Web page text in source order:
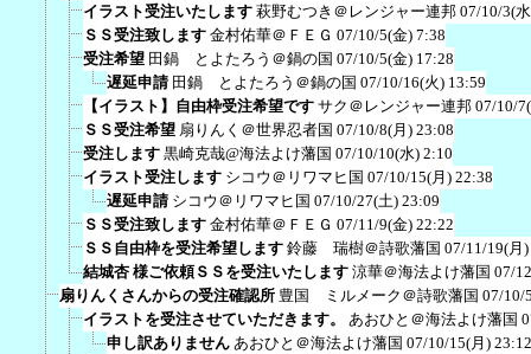
イラスト受注いたします 萩野むつき＠レンジャー連邦 07/10/3(
ＳＳ受注致します 金村佑華＠ＦＥＧ 07/10/5(金) 7:38
受注希望 田鍋 とよたろう＠鍋の国 07/10/5(金) 17:28
遅延申請 田鍋 とよたろう＠鍋の国 07/10/16(火) 13:59
【イラスト】自由枠受注希望です サク＠レンジャー連邦 07/10/
ＳＳ受注希望 扇りんく＠世界忍者国 07/10/8(月) 23:08
受注します 黒崎克哉@海法よけ藩国 07/10/10(水) 2:10
イラスト受注します シコウ＠リワマヒ国 07/10/15(月) 22:38
遅延申請 シコウ＠リワマヒ国 07/10/27(土) 23:09
ＳＳ受注致します 金村佑華＠ＦＥＧ 07/11/9(金) 22:22
ＳＳ自由枠を受注希望します 鈴藤 瑞樹＠詩歌藩国 07/11/19(月
結城杏 様ご依頼ＳＳを受注いたします 涼華＠海法よけ藩国 07/
扇りんくさんからの受注確認所 豊国 ミルメーク＠詩歌藩国 07/10/
イラストを受注させていただきます。
あおひと＠海法よけ藩国
申し訳ありません あおひと＠海法よけ藩国 07/10/15(月) 23:12